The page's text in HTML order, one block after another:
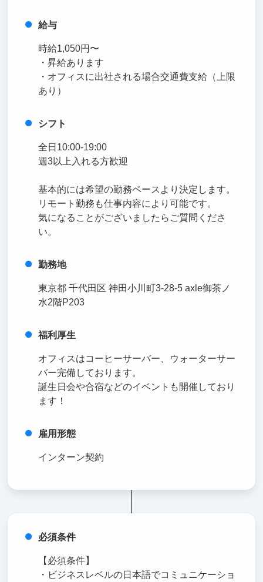
給与
時給1,050円〜
・昇給あります
・オフィスに出社される場合交通費支給（上限
あり）
シフト
全日10:00-19:00
週3以上入れる方歓迎
基本的には希望の勤務ペースより決定します。
リモート勤務も仕事内容により可能です。
気になることがございましたらご質問くださ
い。
勤務地
東京都 千代田区 神田小川町3-28-5 axle御茶ノ
水2階P203
福利厚生
オフィスはコーヒーサーバー、ウォーターサー
バー完備しております。
誕生日会や合宿などのイベントも開催しており
ます！
雇用形態
インターン契約
必須条件
【必須条件】
・ビジネスレベルの日本語でコミュニケーショ